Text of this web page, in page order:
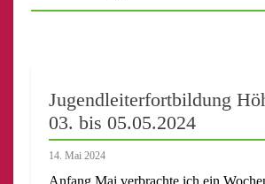
Jugendleiterfortbildung
03. bis 05.05.2024
14. Mai 2024
Anfang Mai verbrachte ich ein